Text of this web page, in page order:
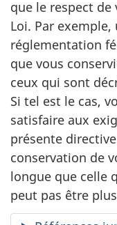
que le respect
Loi. Par
réglementation
que vous
ceux qui sont
Si tel est le cas,
satisfaire aux
présente
conservation de
longue que celle
peut pas être